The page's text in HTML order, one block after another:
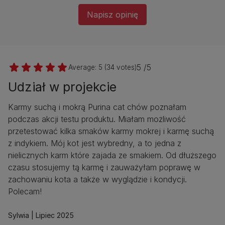
Napisz opinię
Average: 5 (34 votes)5 /5
Udział w projekcie
Karmy suchą i mokrą Purina cat chów poznałam
podczas akcji testu produktu. Miałam możliwość
przetestować kilka smaków karmy mokrej i karmę suchą
z indykiem. Mój kot jest wybredny, a to jedna z
nielicznych karm które zajada ze smakiem. Od dłuższego
czasu stosujemy tą karmę i zauważyłam poprawę w
zachowaniu kota a także w wyglądzie i kondycji.
Polecam!
Sylwia Lipiec 2025